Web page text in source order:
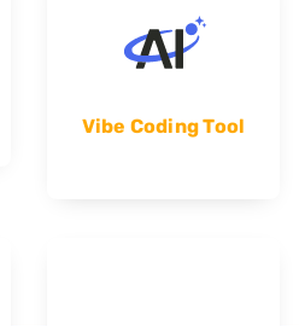
Vibe Coding Tool